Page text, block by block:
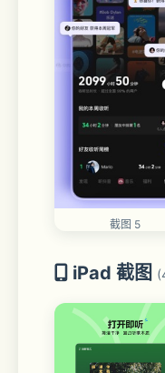
截图 5
iPad 截图